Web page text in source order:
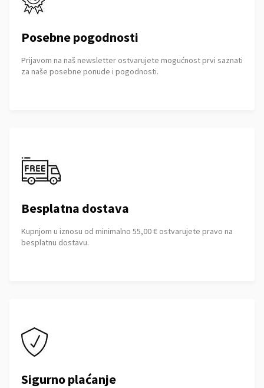
Posebne pogodnosti
Prijavom na naš newsletter ostvarujete mogućnost prvi saznati
za naše posebne ponude i pogodnosti.
Besplatna dostava
Kupnjom u iznosu od minimalno 55,00 € ostvarujete pravo na
besplatnu dostavu.
Sigurno plaćanje